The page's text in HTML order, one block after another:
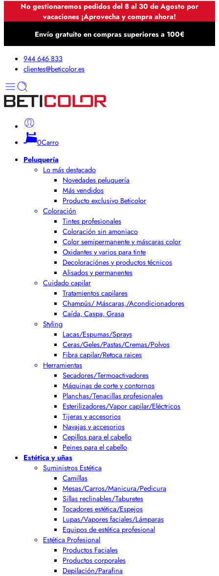
No gestionaremos pedidos del 8 al 30 de Agosto por
vacaciones ¡Aprovecha y compra ahora!
Envío gratuito en compras superiores a 100€
944 646 833
clientes@beticolor.es
0Carro
Peluquería
Lo más destacado
Novedades peluquería
Más vendidos
Producto exclusivo Beticolor
Coloración
Tintes profesionales
Coloración sin amoniaco
Color semipermanente y máscaras color
Oxidantes y varios para tinte
Decoloraciónes y productos técnicos
Alisados y permanentes
Cuidado capilar
Tratamientos capilares
Champús/ Máscaras,/Acondicionadores
Caída, Caspa, Grasa
Styling
Lacas/Espumas/Sprays
Ceras/Geles/Pastas/Cremas/Polvos
Fibra capilar/Retoca raices
Herramientas
Secadores/Termoactivadores
Máquinas de corte y contornos
Planchas/Tenacillas profesionales
Esterilizadores/Vapor capilar/Eléctricos
Tijeras y accesorios
Navajas y accesorios
Cepillos para el cabello
Peines para el cabello
Estética y uñas
Suministros Estética
Camillas
Mesas/Carros/Manicura/Pedicura
Sillas reclinables/Taburetes
Tocadores estética/Espejos
Lupas/Vapores faciales/Lámparas
Equipos de estética profesional
Estética Profesional
Productos Faciales
Productos corporales
Depilación/Parafina